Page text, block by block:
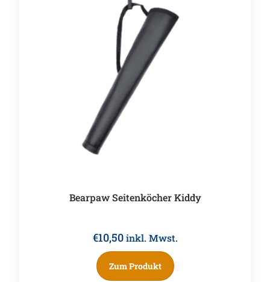
Bearpaw Seitenköcher Kiddy
€10,50 inkl. Mwst.
Zum Produkt